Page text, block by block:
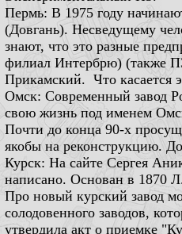
Пермь: В 1975 году
(Довгань). Несведущему
знают, что это разные
филиал Интербрю) (также
Прикамский. Что касается
Омск: Современный завод
свою жизнь под именем
Почти до конца 90-х
якобы на реконструкцию.
Курск: На сайте Сергея
написано. Основан в 1870
Про новый курский завод
солодовенного заводов,
утвердила акт о приемке